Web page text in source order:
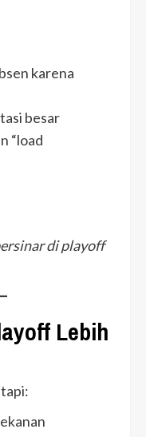
karena
besar
“load
di playoff
Lebih